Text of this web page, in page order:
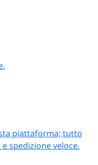
piattaforma; tutto
spedizione veloce.